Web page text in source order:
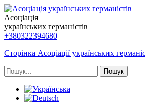
Асоціація
українських германістів
+380322394680
Сторінка Асоціації українських
Пошук